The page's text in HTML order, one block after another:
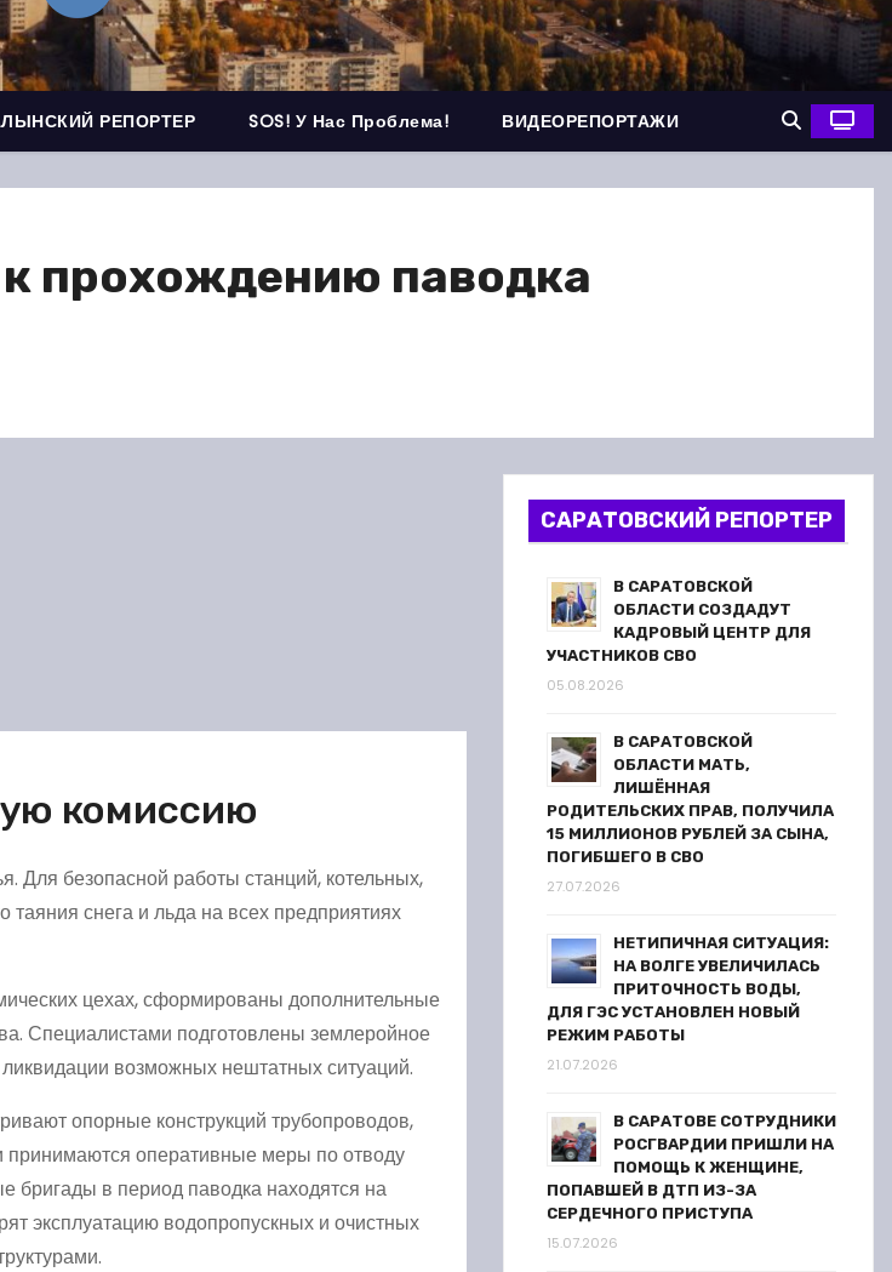
РЕПОРТЕР SOS! У Нас Проблема! ВИДЕОРЕПОРТАЖИ
прохождению паводка
комиссию
Для безопасной работы станций, котельных,
снега и льда на всех предприятиях
цехах, сформированы дополнительные
Специалистами подготовлены землеройное
возможных нештатных ситуаций.
опорные конструкций трубопроводов,
оперативные меры по отводу
в период паводка находятся на
эксплуатацию водопропускных и очистных
САРАТОВСКИЙ РЕПОРТЕР
В САРАТОВСКОЙ
ОБЛАСТИ СОЗДАДУТ
КАДРОВЫЙ ЦЕНТР ДЛЯ
УЧАСТНИКОВ СВО
05.08.2026
В САРАТОВСКОЙ
ОБЛАСТИ МАТЬ,
ЛИШЁННАЯ
РОДИТЕЛЬСКИХ ПРАВ, ПОЛУЧИЛА
15 МИЛЛИОНОВ РУБЛЕЙ ЗА СЫНА,
ПОГИБШЕГО В СВО
27.07.2026
НЕТИПИЧНАЯ СИТУАЦИЯ:
НА ВОЛГЕ УВЕЛИЧИЛАСЬ
ПРИТОЧНОСТЬ ВОДЫ,
ДЛЯ ГЭС УСТАНОВЛЕН НОВЫЙ
РЕЖИМ РАБОТЫ
21.07.2026
В САРАТОВЕ СОТРУДНИКИ
РОСГВАРДИИ ПРИШЛИ НА
ПОМОЩЬ К ЖЕНЩИНЕ,
ПОПАВШЕЙ В ДТП ИЗ-ЗА
СЕРДЕЧНОГО ПРИСТУПА
15.07.2026